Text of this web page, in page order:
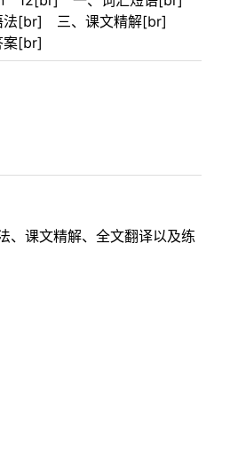
法[br] 三、课文精解[br]
[br]
、课文精解、全文翻译以及练